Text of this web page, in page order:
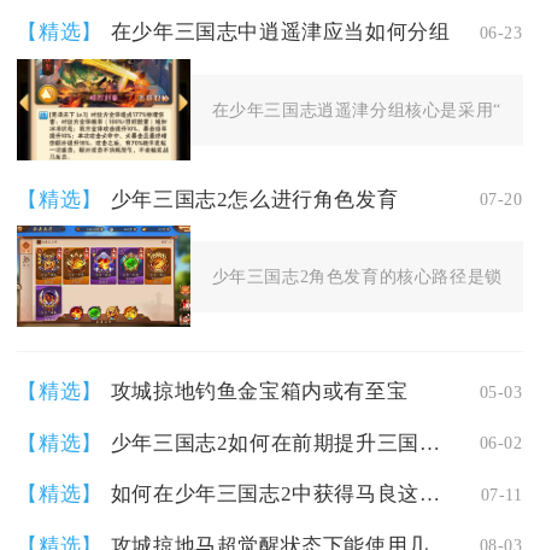
【精选】 在少年三国志中逍遥津应当如何分组 06-23
在少年三国志逍遥津分组核心是采用“1核
【精选】 少年三国志2怎么进行角色发育 07-20
少年三国志2角色发育的核心路径是锁定
【精选】 攻城掠地钓鱼金宝箱内或有至宝 05-03
【精选】 少年三国志2如何在前期提升三国武将的品质和等级 06-02
【精选】 如何在少年三国志2中获得马良这个军师 07-11
【精选】 08-03